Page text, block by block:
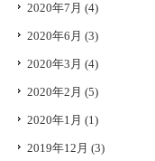
2020年7月 (4)
2020年6月 (3)
2020年3月 (4)
2020年2月 (5)
2020年1月 (1)
2019年12月 (3)